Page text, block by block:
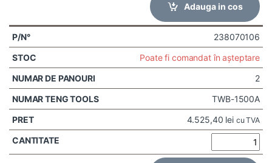
Adauga in cos
238070106
Poate fi comandat în așteptare
2
TWB-1500A
4.525,40 lei cu TVA